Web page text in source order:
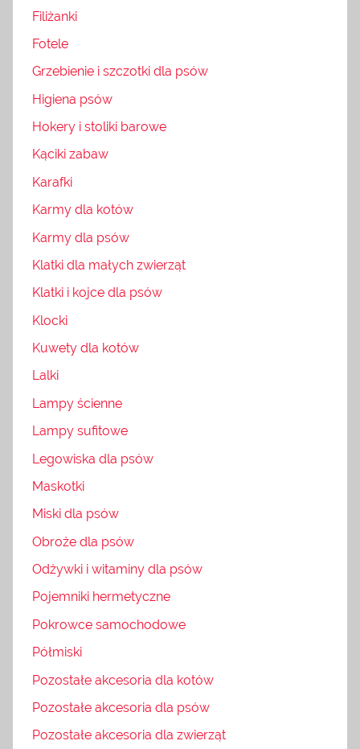
Filiżanki
Fotele
Grzebienie i szczotki dla psów
Higiena psów
Hokery i stoliki barowe
Kąciki zabaw
Karafki
Karmy dla kotów
Karmy dla psów
Klatki dla małych zwierząt
Klatki i kojce dla psów
Klocki
Kuwety dla kotów
Lalki
Lampy ścienne
Lampy sufitowe
Legowiska dla psów
Maskotki
Miski dla psów
Obroże dla psów
Odżywki i witaminy dla psów
Pojemniki hermetyczne
Pokrowce samochodowe
Półmiski
Pozostałe akcesoria dla kotów
Pozostałe akcesoria dla psów
Pozostałe akcesoria dla zwierząt